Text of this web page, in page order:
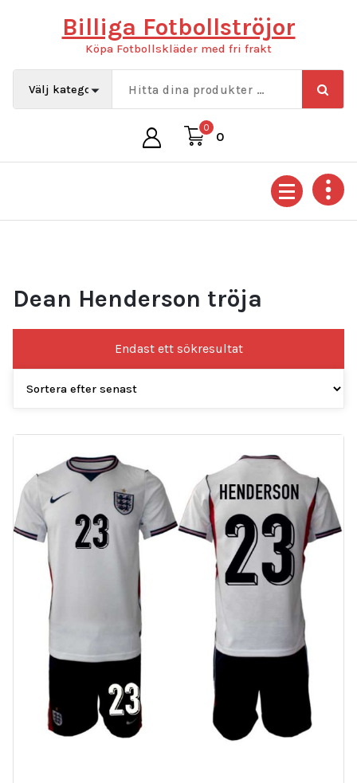
Billiga Fotbollströjor
Köpa Fotbollskläder med fri frakt
0
0
Dean Henderson tröja
Endast ett sökresultat